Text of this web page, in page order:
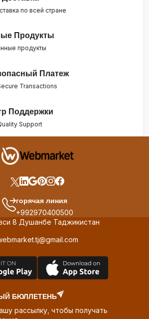
по всей стране
Продукты
продукты
Платеж
Transactions
Поддержки
Support
горячая линия
+992970400500
8 Душанбе Таджикистан
БЮЛЛЕТЕНЬ
рассылку, чтобы получать